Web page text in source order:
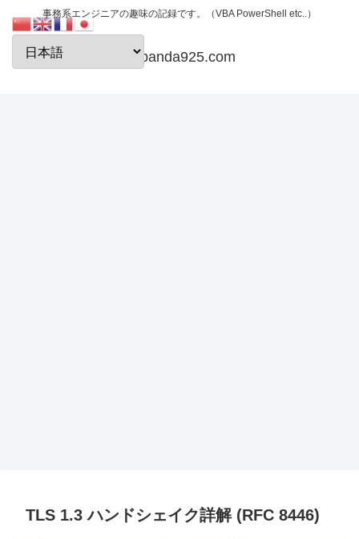
事務系エンジニアの趣味の記録です。（VBA PowerShell etc..）
papanda925.com
TLS 1.3 ハンドシェイク詳解 (RFC 8446)